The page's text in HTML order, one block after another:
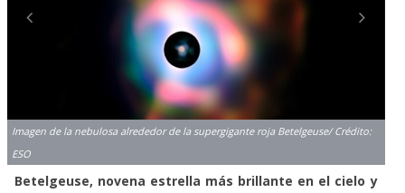
Imagen de la nebulosa alrededor de la supergigante roja Betelgeuse/ Crédito:
ESO
Betelgeuse, novena estrella más brillante en el cielo y